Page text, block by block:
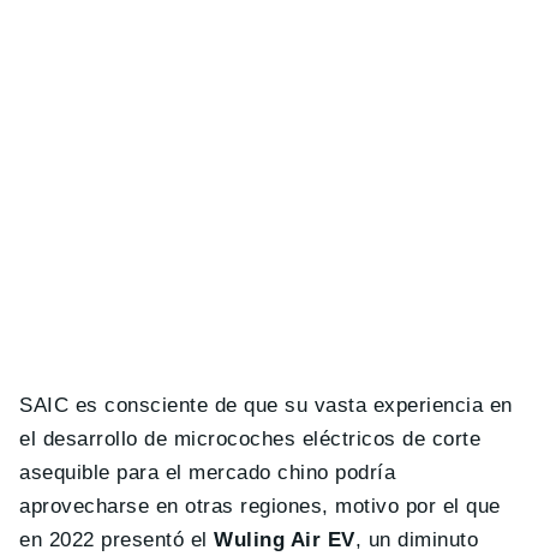
SAIC es consciente de que su vasta experiencia en
el desarrollo de microcoches eléctricos de corte
asequible para el mercado chino podría
aprovecharse en otras regiones, motivo por el que
en 2022 presentó elWuling Air EV, un diminuto